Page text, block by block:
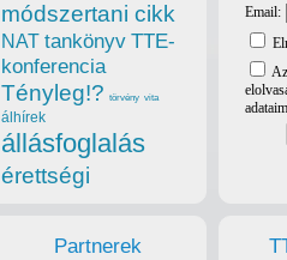
módszertani cikk
NAT tankönyv TTE-
konferencia
Tényleg!? törvény vita
álhírek
állásfoglalás
érettségi
Partnerek